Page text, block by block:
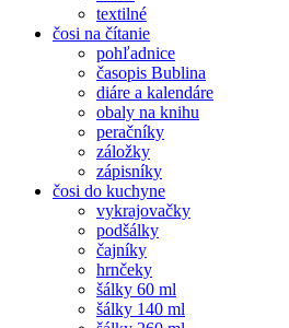
textilné
čosi na čítanie
pohľadnice
časopis Bublina
diáre a kalendáre
obaly na knihu
peračníky
záložky
zápisníky
čosi do kuchyne
vykrajovačky
podšálky
čajníky
hrnčeky
šálky 60 ml
šálky 140 ml